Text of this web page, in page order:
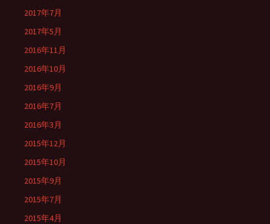
2017年7月
2017年5月
2016年11月
2016年10月
2016年9月
2016年7月
2016年3月
2015年12月
2015年10月
2015年9月
2015年7月
2015年4月